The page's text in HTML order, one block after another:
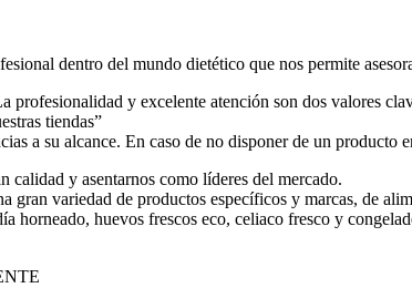
dentro del mundo dietético que nos permite
y excelente atención son dos valores
tiendas”
a su alcance. En caso de no disponer de un producto
calidad y asentarnos como líderes del mercado.
gran variedad de productos específicos y marcas, de
horneado, huevos frescos eco, celiaco fresco y